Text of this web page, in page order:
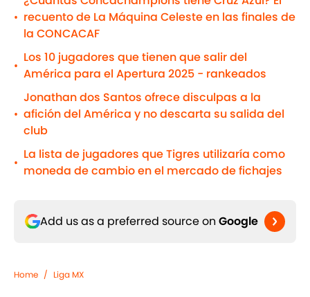
• recuento de La Máquina Celeste en las finales de
la CONCACAF
•
Los 10 jugadores que tienen que salir del
América para el Apertura 2025 - rankeados
•
Jonathan dos Santos ofrece disculpas a la
afición del América y no descarta su salida del
club
•
La lista de jugadores que Tigres utilizaría como
moneda de cambio en el mercado de fichajes
Add us as a preferred source on Google
Home / Liga MX